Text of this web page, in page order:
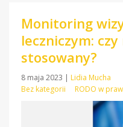
Monitoring
leczniczym:
stosowany?
8 maja 2023 | Lidia Mucha
Bez kategorii
RODO w